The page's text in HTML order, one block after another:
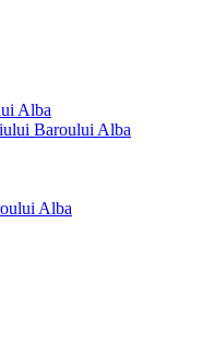
Alba
Baroului Alba
Alba